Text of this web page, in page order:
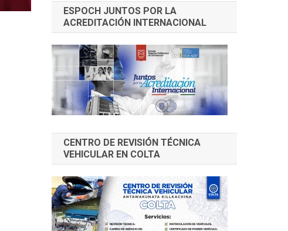
ESPOCH JUNTOS POR LA
ACREDITACIÓN INTERNACIONAL
CENTRO DE REVISIÓN TÉCNICA
VEHICULAR EN COLTA